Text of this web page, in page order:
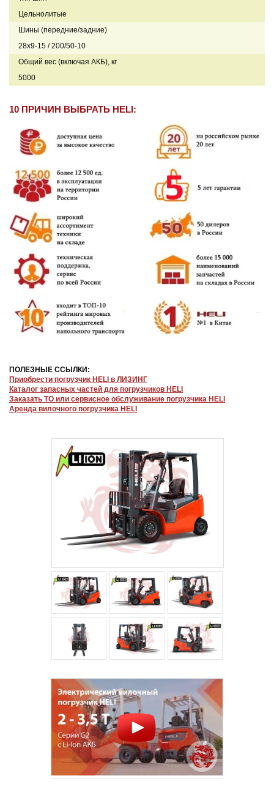
Цельнолитые
Шины (передние/задние)
28x9-15 / 200/50-10
Общий вес (включая АКБ), кг
5000
10 ПРИЧИН ВЫБРАТЬ HELI:
ПОЛЕЗНЫЕ ССЫЛКИ:
Приобрести погрузчик HELI в ЛИЗИНГ
Каталог запасных частей для погрузчиков HELI
Заказать ТО или сервисное обслуживание погрузчика HELI
Аренда вилочного погрузчика HELI